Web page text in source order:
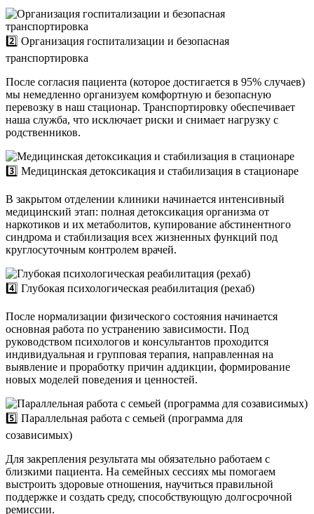
2️⃣ Организация госпитализации и безопасная
транспортировка
После согласия пациента (которое достигается в 95% случаев)
мы немедленно организуем комфортную и безопасную
перевозку в наш стационар. Транспортировку обеспечивает
наша служба, что исключает риски и снимает нагрузку с
родственников.
3️⃣ Медицинская детоксикация и стабилизация в стационаре
В закрытом отделении клиники начинается интенсивный
медицинский этап: полная детоксикация организма от
наркотиков и их метаболитов, купирование абстинентного
синдрома и стабилизация всех жизненных функций под
круглосуточным контролем врачей.
4️⃣ Глубокая психологическая реабилитация (рехаб)
После нормализации физического состояния начинается
основная работа по устранению зависимости. Под
руководством психологов и консультантов проходится
индивидуальная и групповая терапия, направленная на
выявление и проработку причин аддикции, формирование
новых моделей поведения и ценностей.
5️⃣ Параллельная работа с семьей (программа для
созависимых)
Для закрепления результата мы обязательно работаем с
близкими пациента. На семейных сессиях мы помогаем
выстроить здоровые отношения, научиться правильной
поддержке и создать среду, способствующую долгосрочной
ремиссии.